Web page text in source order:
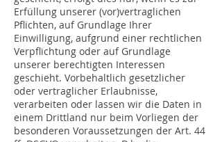
Erfüllung unserer (vor)vertraglichen
Pflichten, auf Grundlage Ihrer
Einwilligung, aufgrund einer rechtlichen
Verpflichtung oder auf Grundlage
unserer berechtigten Interessen
geschieht. Vorbehaltlich gesetzlicher
oder vertraglicher Erlaubnisse,
verarbeiten oder lassen wir die Daten in
einem Drittland nur beim Vorliegen der
besonderen Voraussetzungen der Art. 44